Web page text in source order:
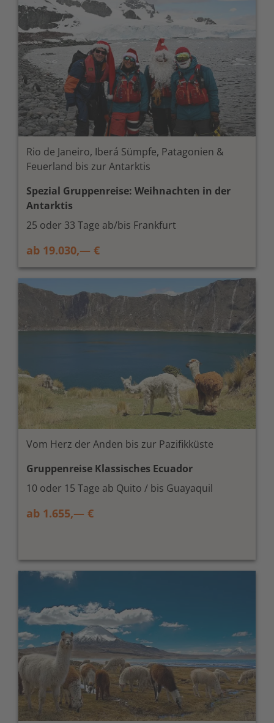
Rio de Janeiro, Iberá Sümpfe, Patagonien &
Feuerland bis zur Antarktis
Spezial Gruppenreise: Weihnachten in der
Antarktis
25 oder 33 Tage ab/bis Frankfurt
ab 19.030,— €
Vom Herz der Anden bis zur Pazifikküste
Gruppenreise Klassisches Ecuador
10 oder 15 Tage ab Quito / bis Guayaquil
ab 1.655,— €